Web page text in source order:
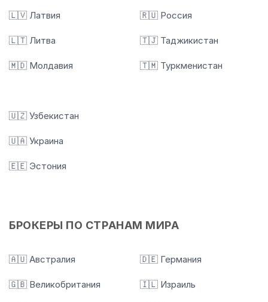
🇱🇻 Латвия
🇱🇹 Литва
🇲🇩 Молдавия
🇷🇺 Россия
🇹🇯 Таджикистан
🇹🇲 Туркменистан
🇺🇿 Узбекистан
🇺🇦 Украина
🇪🇪 Эстония
БРОКЕРЫ ПО СТРАНАМ МИРА
🇦🇺 Австралия
🇬🇧 Великобритания
🇩🇪 Германия
🇮🇱 Израиль